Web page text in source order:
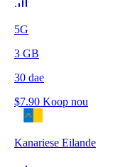
5G
3 GB
30 dae
$7.90 Koop nou
Kanariese Eilande